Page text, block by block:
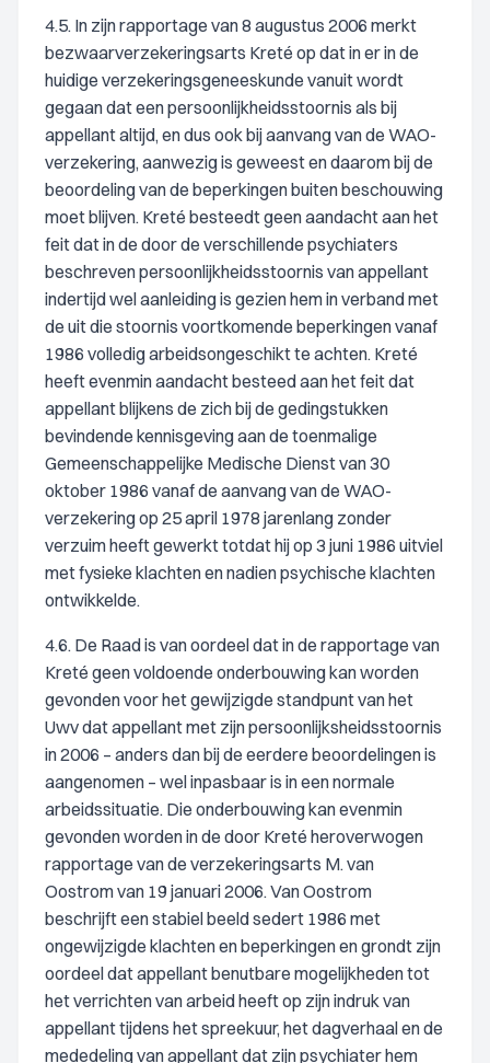
4.5. In zijn rapportage van 8 augustus 2006 merkt
bezwaarverzekeringsarts Kreté op dat in er in de
huidige verzekeringsgeneeskunde vanuit wordt
gegaan dat een persoonlijkheidsstoornis als bij
appellant altijd, en dus ook bij aanvang van de WAO-
verzekering, aanwezig is geweest en daarom bij de
beoordeling van de beperkingen buiten beschouwing
moet blijven. Kreté besteedt geen aandacht aan het
feit dat in de door de verschillende psychiaters
beschreven persoonlijkheidsstoornis van appellant
indertijd wel aanleiding is gezien hem in verband met
de uit die stoornis voortkomende beperkingen vanaf
1986 volledig arbeidsongeschikt te achten. Kreté
heeft evenmin aandacht besteed aan het feit dat
appellant blijkens de zich bij de gedingstukken
bevindende kennisgeving aan de toenmalige
Gemeenschappelijke Medische Dienst van 30
oktober 1986 vanaf de aanvang van de WAO-
verzekering op 25 april 1978 jarenlang zonder
verzuim heeft gewerkt totdat hij op 3 juni 1986 uitviel
met fysieke klachten en nadien psychische klachten
ontwikkelde.
4.6. De Raad is van oordeel dat in de rapportage van
Kreté geen voldoende onderbouwing kan worden
gevonden voor het gewijzigde standpunt van het
Uwv dat appellant met zijn persoonlijksheidsstoornis
in 2006 – anders dan bij de eerdere beoordelingen is
aangenomen – wel inpasbaar is in een normale
arbeidssituatie. Die onderbouwing kan evenmin
gevonden worden in de door Kreté heroverwogen
rapportage van de verzekeringsarts M. van
Oostrom van 19 januari 2006. Van Oostrom
beschrijft een stabiel beeld sedert 1986 met
ongewijzigde klachten en beperkingen en grondt zijn
oordeel dat appellant benutbare mogelijkheden tot
het verrichten van arbeid heeft op zijn indruk van
appellant tijdens het spreekuur, het dagverhaal en de
mededeling van appellant dat zijn psychiater hem